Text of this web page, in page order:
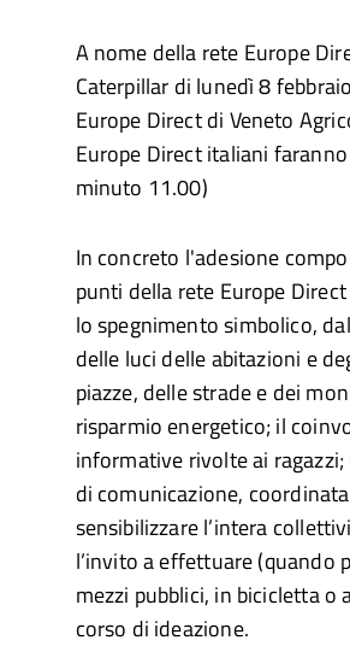
A nome della rete Europe
Caterpillar di lunedì 8
Europe Direct di Veneto
Europe Direct italiani
minuto 11.00)
In concreto l'adesione
punti della rete Europe
lo spegnimento simbolico,
delle luci delle abitazioni e
piazze, delle strade e dei
risparmio energetico; il
informative rivolte ai
di comunicazione,
sensibilizzare l’intera
l’invito a effettuare (quando
mezzi pubblici, in bicicletta
corso di ideazione.